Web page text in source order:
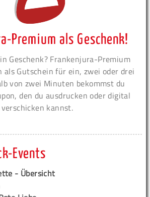
Premium als Geschenk!
Geschenk? Frankenjura-Premium
als Gutschein für ein, zwei oder drei
von zwei Minuten bekommst du
den du ausdrucken oder digital
verschicken kannst.
Events
- Übersicht